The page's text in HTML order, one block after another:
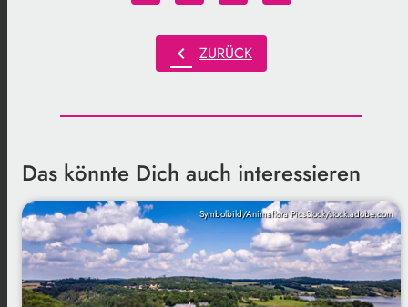
chevron_left ZURÜCK
Das könnte Dich auch interessieren
Symbolbild/Animaflora PicsStock/stock.adobe.com